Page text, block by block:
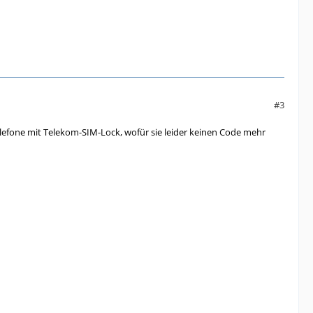
#3
mit Telekom-SIM-Lock, wofür sie leider keinen Code mehr